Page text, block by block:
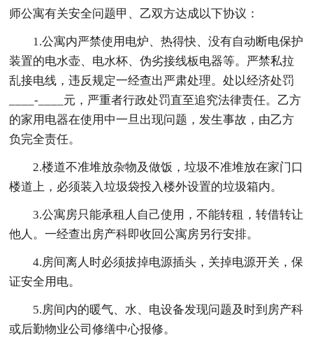
师公寓有关安全问题甲、乙双方达成以下协议：
1.公寓内严禁使用电炉、热得快、没有自动断电保护
装置的电水壶、电水杯、伪劣接线板电器等。严禁私拉
乱接电线，违反规定一经查出严肃处理。处以经济处罚
____-____元，严重者行政处罚直至追究法律责任。乙方
的家用电器在使用中一旦出现问题，发生事故，由乙方
负完全责任。
2.楼道不准堆放杂物及做饭，垃圾不准堆放在家门口
楼道上，必须装入垃圾袋投入楼外设置的垃圾箱内。
3.公寓房只能承租人自己使用，不能转租，转借转让
他人。一经查出房产科即收回公寓房另行安排。
4.房间离人时必须拔掉电源插头，关掉电源开关，保
证安全用电。
5.房间内的暖气、水、电设备发现问题及时到房产科
或后勤物业公司修缮中心报修。